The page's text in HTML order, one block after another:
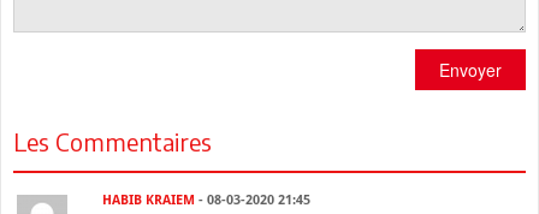
Envoyer
Les Commentaires
HABIB KRAIEM - 08-03-2020 21:45